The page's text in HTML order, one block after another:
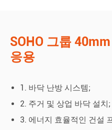
SOHO 그룹
응용
1. 바닥 난방 시스템;
2. 주거 및 상업 바닥 설치;
3. 에너지 효율적인 건설